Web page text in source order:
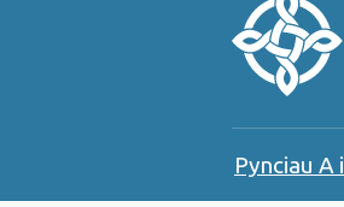
Pynciau A